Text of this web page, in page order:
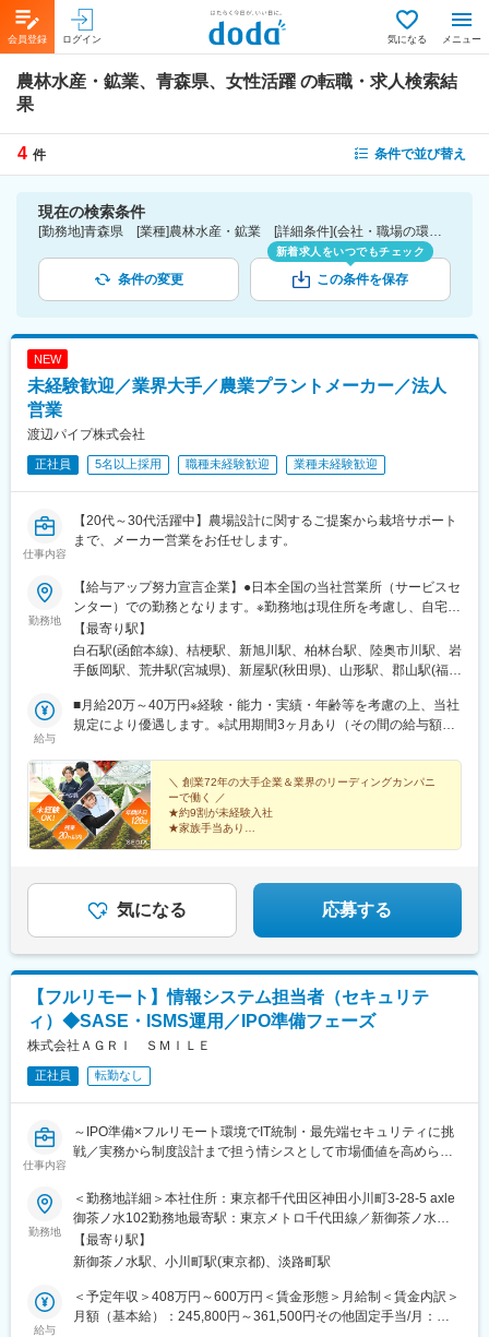
会員登録 ログイン 気になる メニュー
農林水産・鉱業、青森県、女性活躍 の転職・求人検索結
果
4 件 条件で並び替え
現在の検索条件
[勤務地]青森県 [業種]農林水産・鉱業 [詳細条件](会社・職場の環境)女性活躍
条件の変更
新着求人をいつでもチェック
この条件を保存
NEW
未経験歓迎／業界大手／農業プラントメーカー／法人
営業
渡辺パイプ株式会社
正社員 5名以上採用 職種未経験歓迎 業種未経験歓迎
仕事内容
【20代～30代活躍中】農場設計に関するご提案から栽培サポート
まで、メーカー営業をお任せします。
勤務地
【給与アップ努力宣言企業】●日本全国の当社営業所（サービスセ
ンター）での勤務となります。※勤務地は現住所を考慮し、自宅か
ら通える事業所への配属となります。【北海道・東北エリア】北
海道/青森県/岩手県/宮城県/秋田県/山形県/福島県【関東エリア】東
京都/千葉県/埼玉県/茨城県/栃木県/群馬県【甲信越エリア】新潟県/
富山県【近畿エリア】大阪府/兵庫県/滋賀県/和歌山県/奈良県【中
国・四国エリア】岡山県/広島県/島根県/香川県/高知県【九州エリ
よる）＞勤務地により異なります。
【最寄り駅】
白石駅(函館本線)、桔梗駅、新旭川駅、柏林台駅、陸奥市川駅、岩
手飯岡駅、荒井駅(宮城県)、新屋駅(秋田県)、山形駅、郡山駅(福島
錦糸町駅、京王八王子駅、寺尾駅、朝菜町駅、乙女駅、豊科駅、
草津駅(滋賀県)、ＪＲ難波駅、厄神駅、東松江駅(島根県)、中庄
駅、首里駅、亀戸駅、桜川駅(大阪府)、汐見橋駅
給与
■月給20万～40万円※経験・能力・実績・年齢等を考慮の上、当社
規定により優遇します。※試用期間3ヶ月あり（その間の給与額の
た！～■給与例月給：271,200円（23歳、営業職、都内居住、残業
20時間を想定）≪内訳≫基本給：210,000円 （年齢により変動）
地域手当：27,000円（エリアにより変動）時間外手当 ： 36,200
円(20時間を想定)
＼ 創業72年の大手企業＆業界のリーディングカンパニ
ーで働く ／
★約9割が未経験入社
★家族手当あり
気になる 応募する
【フルリモート】情報システム担当者（セキュリテ
ィ）◆SASE・ISMS運用／IPO準備フェーズ
株式会社ＡＧＲＩ ＳＭＩＬＥ
正社員 転勤なし
仕事内容
～IPO準備×フルリモート環境でIT統制・最先端セキュリティに挑
戦／実務から制度設計まで担う情シスとして市場価値を高められ
■業務内容：
◇フルリモート環境で、情報システム業務全般に関わっていただ
きます。
◇当部門では現在、情報システム責任者1名、パートスタッフ2名
が在籍しており（平均年齢31歳）、実務から制度の策定まで幅広
く対応し、一緒に情報システム部門を作っていただける方を募集
勤務地
＜勤務地詳細＞本社住所：東京都千代田区神田小川町3-28-5 axle
御茶ノ水102勤務地最寄駅：東京メトロ千代田線／新御茶ノ水駅
受動喫煙対策：屋内全面禁煙変更の範囲：会社の定める事業所
（リモートワーク含む）
【最寄り駅】
新御茶ノ水駅、小川町駅(東京都)、淡路町駅
給与
＜予定年収＞408万円～600万円＜賃金形態＞月給制＜賃金内訳＞
月額（基本給）：245,800円～361,500円その他固定手当/月：